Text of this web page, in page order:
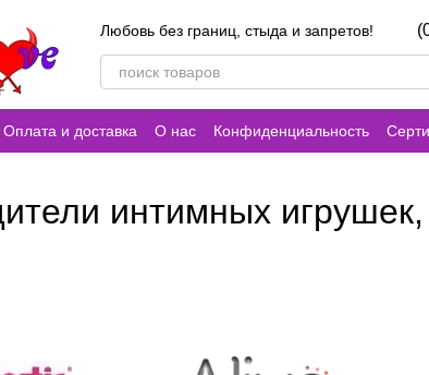
Любовь без границ, стыда и запретов!
Оплата и доставка О нас Конфиденциальность
Контакты
интимных